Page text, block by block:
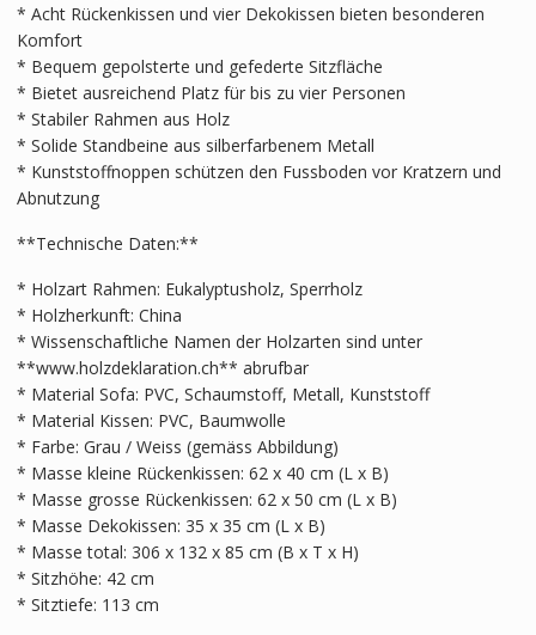
* Acht Rückenkissen und vier Dekokissen bieten besonderen
Komfort
* Bequem gepolsterte und gefederte Sitzfläche
* Bietet ausreichend Platz für bis zu vier Personen
* Stabiler Rahmen aus Holz
* Solide Standbeine aus silberfarbenem Metall
* Kunststoffnoppen schützen den Fussboden vor Kratzern und
Abnutzung
**Technische Daten:**
* Holzart Rahmen: Eukalyptusholz, Sperrholz
* Holzherkunft: China
* Wissenschaftliche Namen der Holzarten sind unter
**www.holzdeklaration.ch** abrufbar
* Material Sofa: PVC, Schaumstoff, Metall, Kunststoff
* Material Kissen: PVC, Baumwolle
* Farbe: Grau / Weiss (gemäss Abbildung)
* Masse kleine Rückenkissen: 62 x 40 cm (L x B)
* Masse grosse Rückenkissen: 62 x 50 cm (L x B)
* Masse Dekokissen: 35 x 35 cm (L x B)
* Masse total: 306 x 132 x 85 cm (B x T x H)
* Sitzhöhe: 42 cm
* Sitztiefe: 113 cm